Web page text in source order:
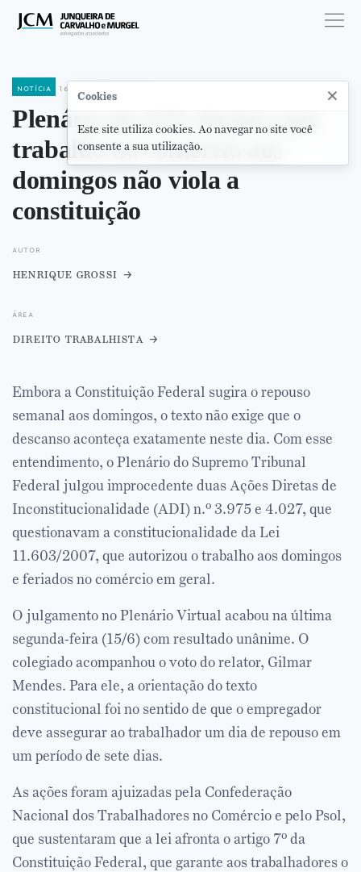
notícia 16 de junho de 2020
Plenário do STF declara que
trabalho no comércio aos
domingos não viola a
constituição
autor
henrique grossi
área
direito trabalhista
Embora a Constituição Federal sugira o repouso
semanal aos domingos, o texto não exige que o
descanso aconteça exatamente neste dia. Com esse
entendimento, o Plenário do Supremo Tribunal
Federal julgou improcedente duas Ações Diretas de
Inconstitucionalidade (ADI) n.º 3.975 e 4.027, que
questionavam a constitucionalidade da Lei
11.603/2007, que autorizou o trabalho aos domingos
e feriados no comércio em geral.
O julgamento no Plenário Virtual acabou na última
segunda-feira (15/6) com resultado unânime. O
colegiado acompanhou o voto do relator, Gilmar
Mendes. Para ele, a orientação do texto
constitucional foi no sentido de que o empregador
deve assegurar ao trabalhador um dia de repouso em
um período de sete dias.
As ações foram ajuizadas pela Confederação
Nacional dos Trabalhadores no Comércio e pelo Psol,
que sustentaram que a lei afronta o artigo 7º da
Constituição Federal, que garante aos trabalhadores o
Cookies ×
Este site utiliza cookies. Ao navegar no site você
consente a sua utilização.